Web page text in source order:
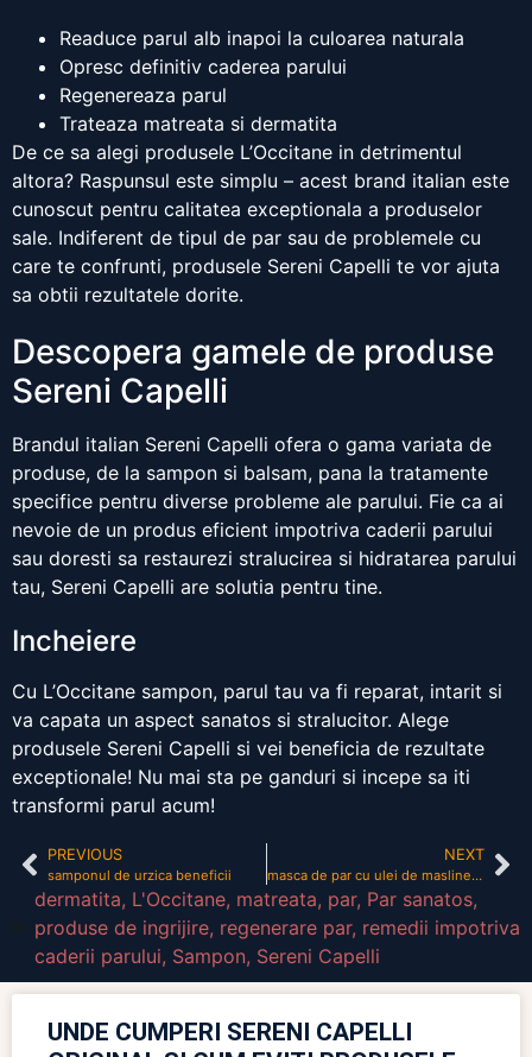
Readuce parul alb inapoi la culoarea naturala
Opresc definitiv caderea parului
Regenereaza parul
Trateaza matreata si dermatita
De ce sa alegi produsele L’Occitane in detrimentul
altora? Raspunsul este simplu – acest brand italian este
cunoscut pentru calitatea exceptionala a produselor
sale. Indiferent de tipul de par sau de problemele cu
care te confrunti, produsele Sereni Capelli te vor ajuta
sa obtii rezultatele dorite.
Descopera gamele de produse
Sereni Capelli
Brandul italian Sereni Capelli ofera o gama variata de
produse, de la sampon si balsam, pana la tratamente
specifice pentru diverse probleme ale parului. Fie ca ai
nevoie de un produs eficient impotriva caderii parului
sau doresti sa restaurezi stralucirea si hidratarea parului
tau, Sereni Capelli are solutia pentru tine.
Incheiere
Cu L’Occitane sampon, parul tau va fi reparat, intarit si
va capata un aspect sanatos si stralucitor. Alege
produsele Sereni Capelli si vei beneficia de rezultate
exceptionale! Nu mai sta pe ganduri si incepe sa iti
transformi parul acum!
PREVIOUS
samponul de urzica beneficii
NEXT
masca de par cu ulei de masline si miere
dermatita, L'Occitane, matreata, par, Par sanatos,
produse de ingrijire, regenerare par, remedii impotriva
caderii parului, Sampon, Sereni Capelli
UNDE CUMPERI SERENI CAPELLI